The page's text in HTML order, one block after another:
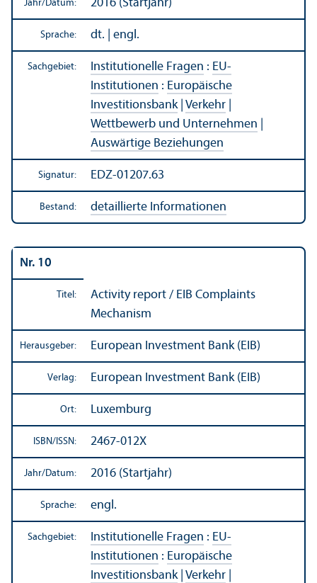
Jahr/ Datum: 2016 (Startjahr)
Sprache: dt. | engl.
Sachgebiet: Institutionelle Fragen : EU-
Institutionen : Europäische
Investitions­bank| Verkehr
Wettbewerb und Unter­nehmen
Auswärtige Beziehungen
Signatur: EDZ-01207.63
Bestand: detaillierte Informationen
Nr. 10
Titel:
Activity report / EIB Complaints
Mechanism
Herausgeber: European Investment Bank (EIB)
Verlag: European Investment Bank (EIB)
Ort: Luxemburg
ISBN/ ISSN: 2467-012X
Jahr/Datum: 2016 (Startjahr)
Sprache: engl.
Sachgebiet: Institutionelle Fragen : EU-
Institutionen : Europäische
Investitions­bank| Verkehr